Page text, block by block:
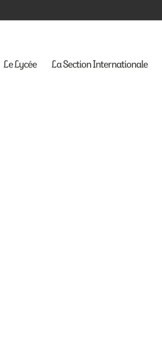
Le Lycée La Section Internationale